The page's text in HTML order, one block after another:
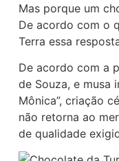
Mas porque um
De acordo com o
Terra essa
De acordo com a
de Souza, e musa
Mônica”, criação
não retorna ao
de qualidade